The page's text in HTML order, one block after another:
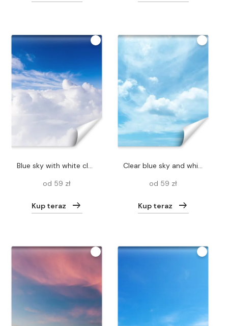
blue sky with white clouds in rome, italy
od 59 zł
Kup teraz
Clear blue sky and white clouds summer background.
od 59 zł
Kup teraz